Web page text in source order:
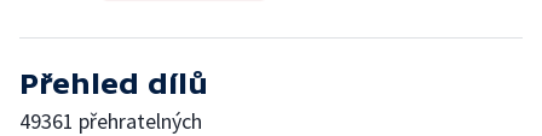
Přehled dílů
49361 přehratelných